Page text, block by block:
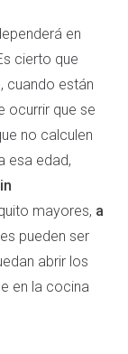
en
cierto que
cuando están
ocurrir que se
no calculen
esa edad,
mayores, a
pueden ser
abrir los
en la cocina